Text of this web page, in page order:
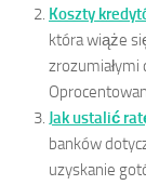
Koszty
która wiąże
zrozumiałymi
Jak ustalić
banków
uzyskanie